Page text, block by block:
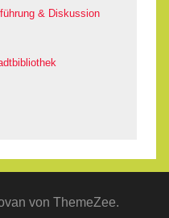
& Diskussion
von ThemeZee.